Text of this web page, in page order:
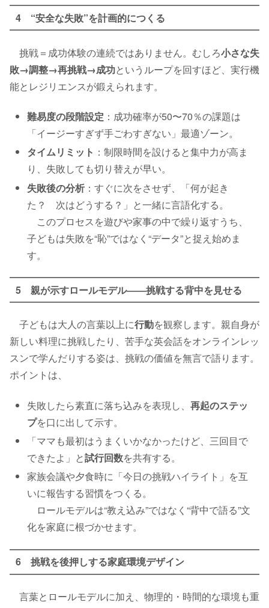
4 “安全な失敗”を計画的につくる
挑戦＝成功体験の連続ではありません。むしろ小さな失
敗→調整→再挑戦→成功というループを回すほど、実行機
能とレジリエンスが鍛えられます。
難易度の段階設定 ：成功確率が50〜70％の課題は
「イージーすぎず手ごわすぎない」最適ゾーン。
タイムリミット ：制限時間を設けると集中力が高ま
り、失敗しても切り替えが早い。
失敗後の分析 ：すぐに次をさせず、「何が起き
た？ 次はどうする？」と一緒に言語化する。
このプロセスを遊びや家事の中で繰り返すうち、
子どもは失敗を“恥”ではなく“データ”と捉え始めま
す。
5 親が示すロールモデル――挑戦する背中を見せる
子どもは大人の言葉以上に行動を観察します。親自身が
新しい料理に挑戦したり、苦手な英会話をオンラインレッ
スンで学んだりする姿は、挑戦の価値を無言で語ります。
ポイントは、
失敗したら素直に落ち込みを表現し、再起のステッ
プを口に出して示す。
「ママも最初はうまくいかなかったけど、三回目で
できたよ」と試行回数を共有する。
家族会議や夕食時に「今日の挑戦ハイライト」を互
いに報告する習慣をつくる。
ロールモデルは“教え込み”ではなく“背中で語る”文
化を家庭に根づかせます。
6 挑戦を後押しする家庭環境デザイン
言葉とロールモデルに加え、物理的・時間的な環境も重